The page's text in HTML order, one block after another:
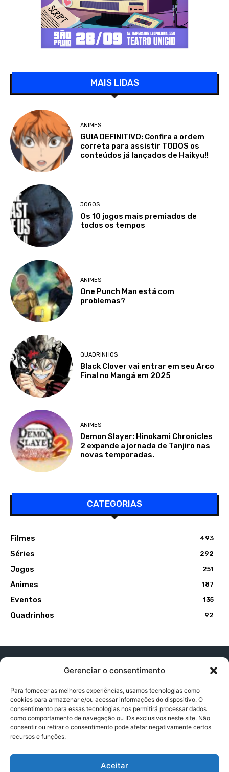
Gerenciar o consentimento
Para fornecer as melhores experiências, usamos tecnologias como
cookies para armazenar e/ou acessar informações do dispositivo. O
consentimento para essas tecnologias nos permitirá processar dados
como comportamento de navegação ou IDs exclusivos neste site. Não
consentir ou retirar o consentimento pode afetar negativamente certos
recursos e funções.
Aceitar
MAIS LIDAS
ANIMES
GUIA DEFINITIVO: Confira a ordem
correta para assistir TODOS os
conteúdos já lançados de Haikyu!!
JOGOS
Os 10 jogos mais premiados de
todos os tempos
ANIMES
One Punch Man está com
problemas?
QUADRINHOS
Black Clover vai entrar em seu Arco
Final no Mangá em 2025
ANIMES
Demon Slayer: Hinokami Chronicles
2 expande a jornada de Tanjiro nas
novas temporadas.
CATEGORIAS
Filmes 493
Séries 292
Jogos 251
Animes 187
Eventos 135
Quadrinhos 92
Contato:contatopapogeek@gmail.com
Política de Privacidade